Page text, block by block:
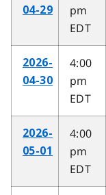
04-29
pm
EDT
2026-
04-30
4:00
pm
EDT
2026-
05-01
4:00
pm
EDT